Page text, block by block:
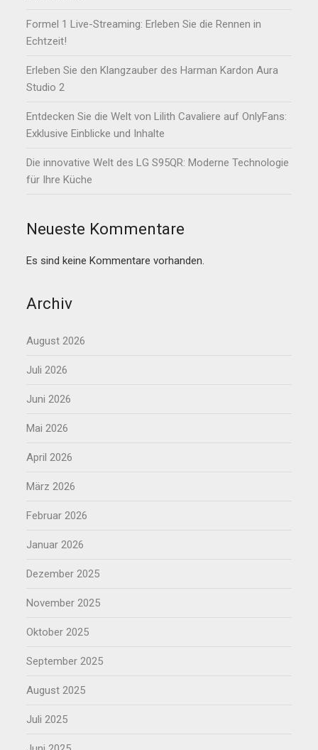
Formel 1 Live-Streaming: Erleben Sie die Rennen in
Echtzeit!
Erleben Sie den Klangzauber des Harman Kardon Aura
Studio 2
Entdecken Sie die Welt von Lilith Cavaliere auf OnlyFans:
Exklusive Einblicke und Inhalte
Die innovative Welt des LG S95QR: Moderne Technologie
für Ihre Küche
Neueste Kommentare
Es sind keine Kommentare vorhanden.
Archiv
August 2026
Juli 2026
Juni 2026
Mai 2026
April 2026
März 2026
Februar 2026
Januar 2026
Dezember 2025
November 2025
Oktober 2025
September 2025
August 2025
Juli 2025